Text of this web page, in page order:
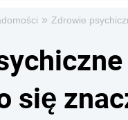
» Zdrowie
się